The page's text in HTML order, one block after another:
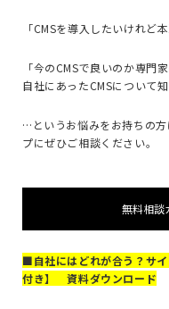
「CMSを導入したいけれど
「今のCMSで良いのか専門
自社にあったCMSについて知
…というお悩みをお持ちの
プにぜひご相談ください。
無料相談
■自社にはどれが合う？サ
付き】 資料ダウンロード